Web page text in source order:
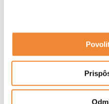
Výber možností